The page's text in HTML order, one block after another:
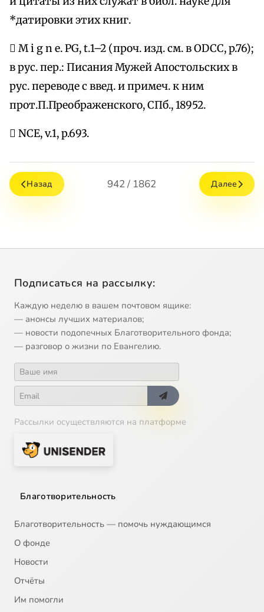
*датировки этих книг.
 M i g n e. PG, t.1–2 (проч. изд. см. в ODCC, p.76);
в рус. пер.: Писания Мужей Апостольских в
рус. переводе с введ. и примеч. к ним
прот.П.Преображенского, СПб., 18952.
 NCE, v.1, p.693.
Назад 942 / 1862 Далее
Подписаться на рассылку:
Каждую неделю в вашем почтовом ящике:
— анонсы лучших материалов;
— новости подопечных Благотворительного фонда;
— разговор о жизни по Евангелию.
Рассылки осуществляются на платформе
Благотворительность
Благотворительность — помочь нуждающимся
О фонде
Новости
Отчёты
Им помогли